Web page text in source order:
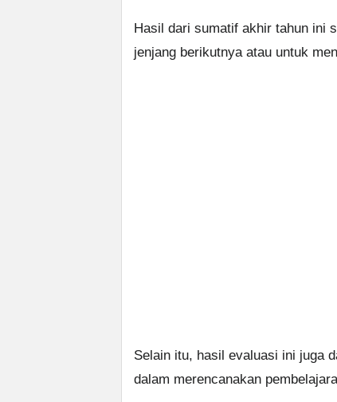
Hasil dari sumatif akhir tahun ini
jenjang berikutnya atau untuk
Selain itu, hasil evaluasi ini juga
dalam merencanakan